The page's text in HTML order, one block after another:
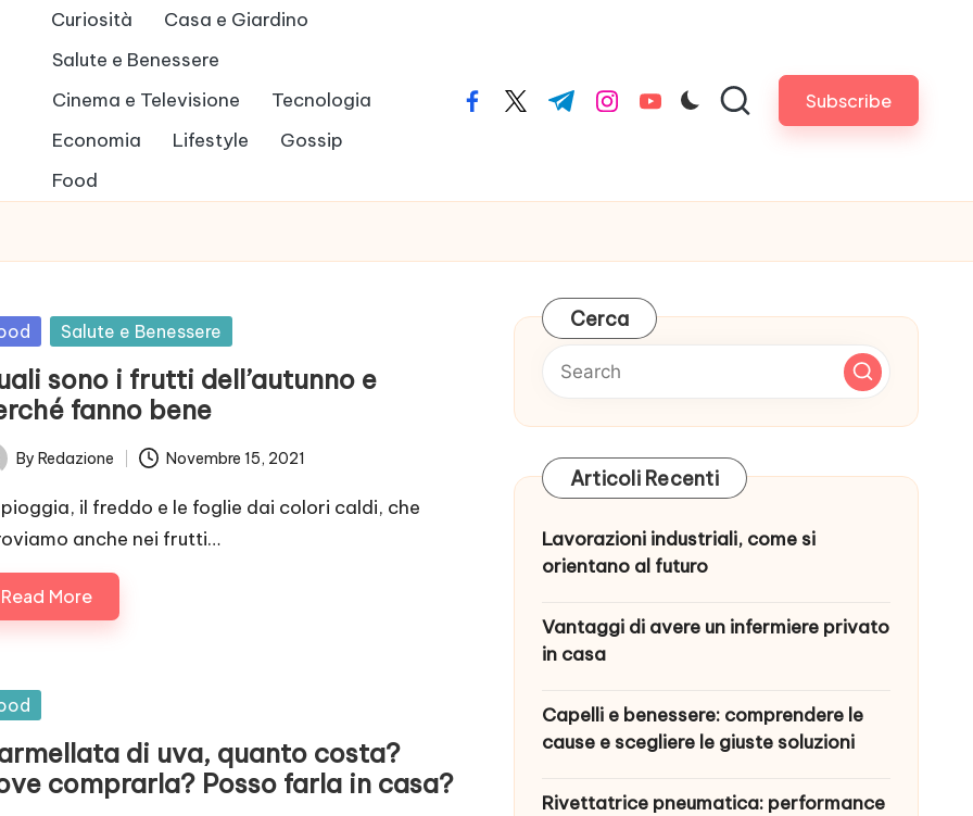
Curiosità
Casa e Giardino
Salute e Benessere
Cinema e Televisione
Tecnologia
Economia
Lifestyle
Gossip
Food
facebook.com
twitter.com
t.me instagram.com
youtube.com Subscribe
Salute e Benessere
sono i frutti dell’autunno e
fanno bene
By Redazione Novembre 15, 2021
il freddo e le foglie dai colori caldi, che
anche nei frutti…
Read More
di uva, quanto costa?
comprarla? Posso farla in casa?
Cerca
Articoli Recenti
Lavorazioni industriali, come si
orientano al futuro
Vantaggi di avere un infermiere privato
in casa
Capelli e benessere: comprendere le
cause e scegliere le giuste soluzioni
Rivettatrice pneumatica: performance